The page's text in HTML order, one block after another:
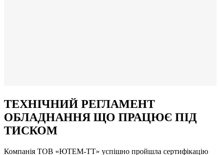
ТЕХНІЧНИЙ РЕГЛАМЕНТ
ОБЛАДНАННЯ ЩО ПРАЦЮЄ ПІД
ТИСКОМ
Компанія ТОВ «ЮТЕМ-ТТ» успішно пройшла сертифікацію